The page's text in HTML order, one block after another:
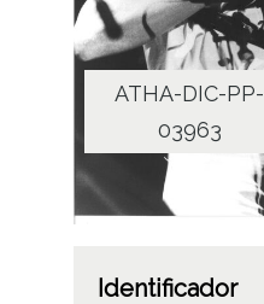
ATHA-DIC-PP-
03963
Identificador